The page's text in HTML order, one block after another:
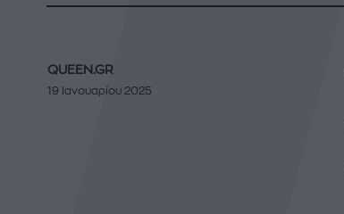
QUEEN.GR
19 Ιανουαρίου 2025